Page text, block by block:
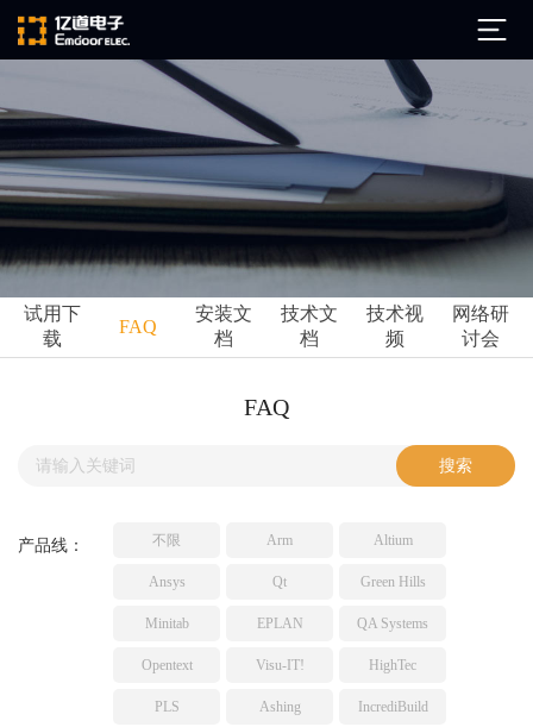
公司简介
发展历程
企业文化
ARM
Ansys
TESSY
亿道动态
市场活动
技术文档
网络研讨会
试用下
载
FAQ
安装文
档
技术文
档
技术视
频
网络研
讨会
FAQ
产品线： 不限 Arm Altium
Ansys Qt Green Hills
Minitab EPLAN QA Systems
Opentext Visu-IT! HighTec
PLS Ashing IncrediBuild